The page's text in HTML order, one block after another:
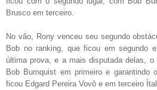
Brusco em terceiro.
No vão, Rony venceu seu segundo
Bob no ranking, que ficou em segundo
última prova, e a mais disputada delas,
Bob Burnquist em primeiro e garantindo
ficou Edgard Pereira Vovô e em terceiro